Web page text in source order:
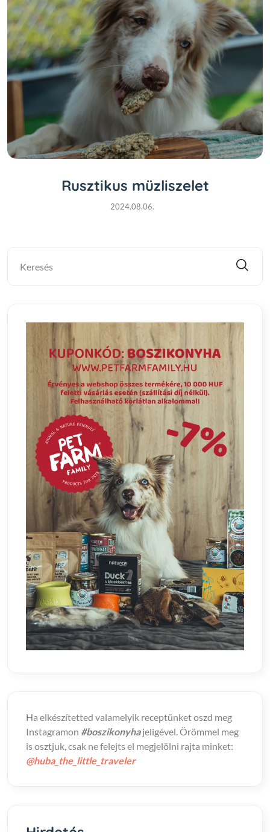
Rusztikus müzliszelet
2024.08.06.
Ha elkészítetted valamelyik receptünket oszd meg
Instagramon #boszikonyhajeligével. Örömmel meg
is osztjuk, csak ne felejts el megjelölni rajta minket:
@huba_the_little_traveler